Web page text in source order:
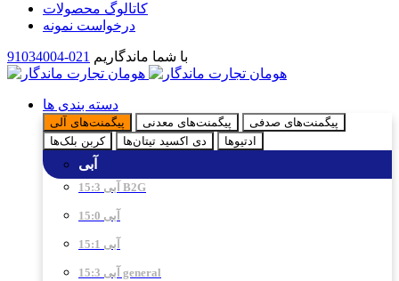
کاتالوگ محصولات
درخواست نمونه
با شما ماندگاریم 021-91034004
دسته بندی ها
پیگمنت‌های آلی پیگمنت‌های معدنی
پیگمنت‌های صدفی
کربن بلک‌ها
دی اکسید تیتان‌ها ادتیو‌ها
آبی
آبی 15:3 B2G
آبی 15:0
آبی 15:1
آبی 15:3 general